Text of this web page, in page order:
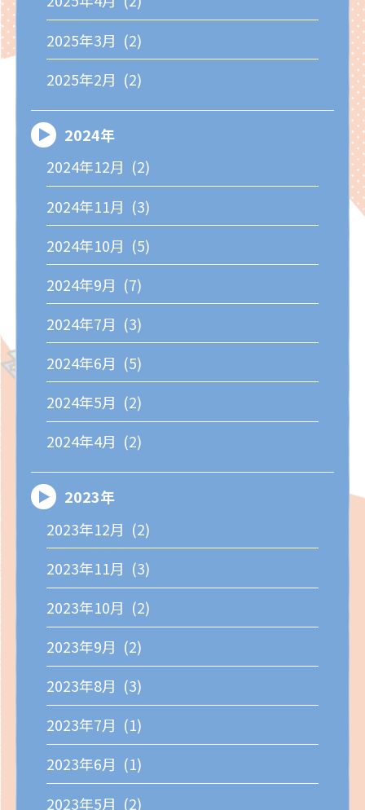
2025年3月 (2)
2025年2月 (2)
2024年
2024年12月 (2)
2024年11月 (3)
2024年10月 (5)
2024年9月 (7)
2024年7月 (3)
2024年6月 (5)
2024年5月 (2)
2024年4月 (2)
2023年
2023年12月 (2)
2023年11月 (3)
2023年10月 (2)
2023年9月 (2)
2023年8月 (3)
2023年7月 (1)
2023年6月 (1)
2023年5月 (2)